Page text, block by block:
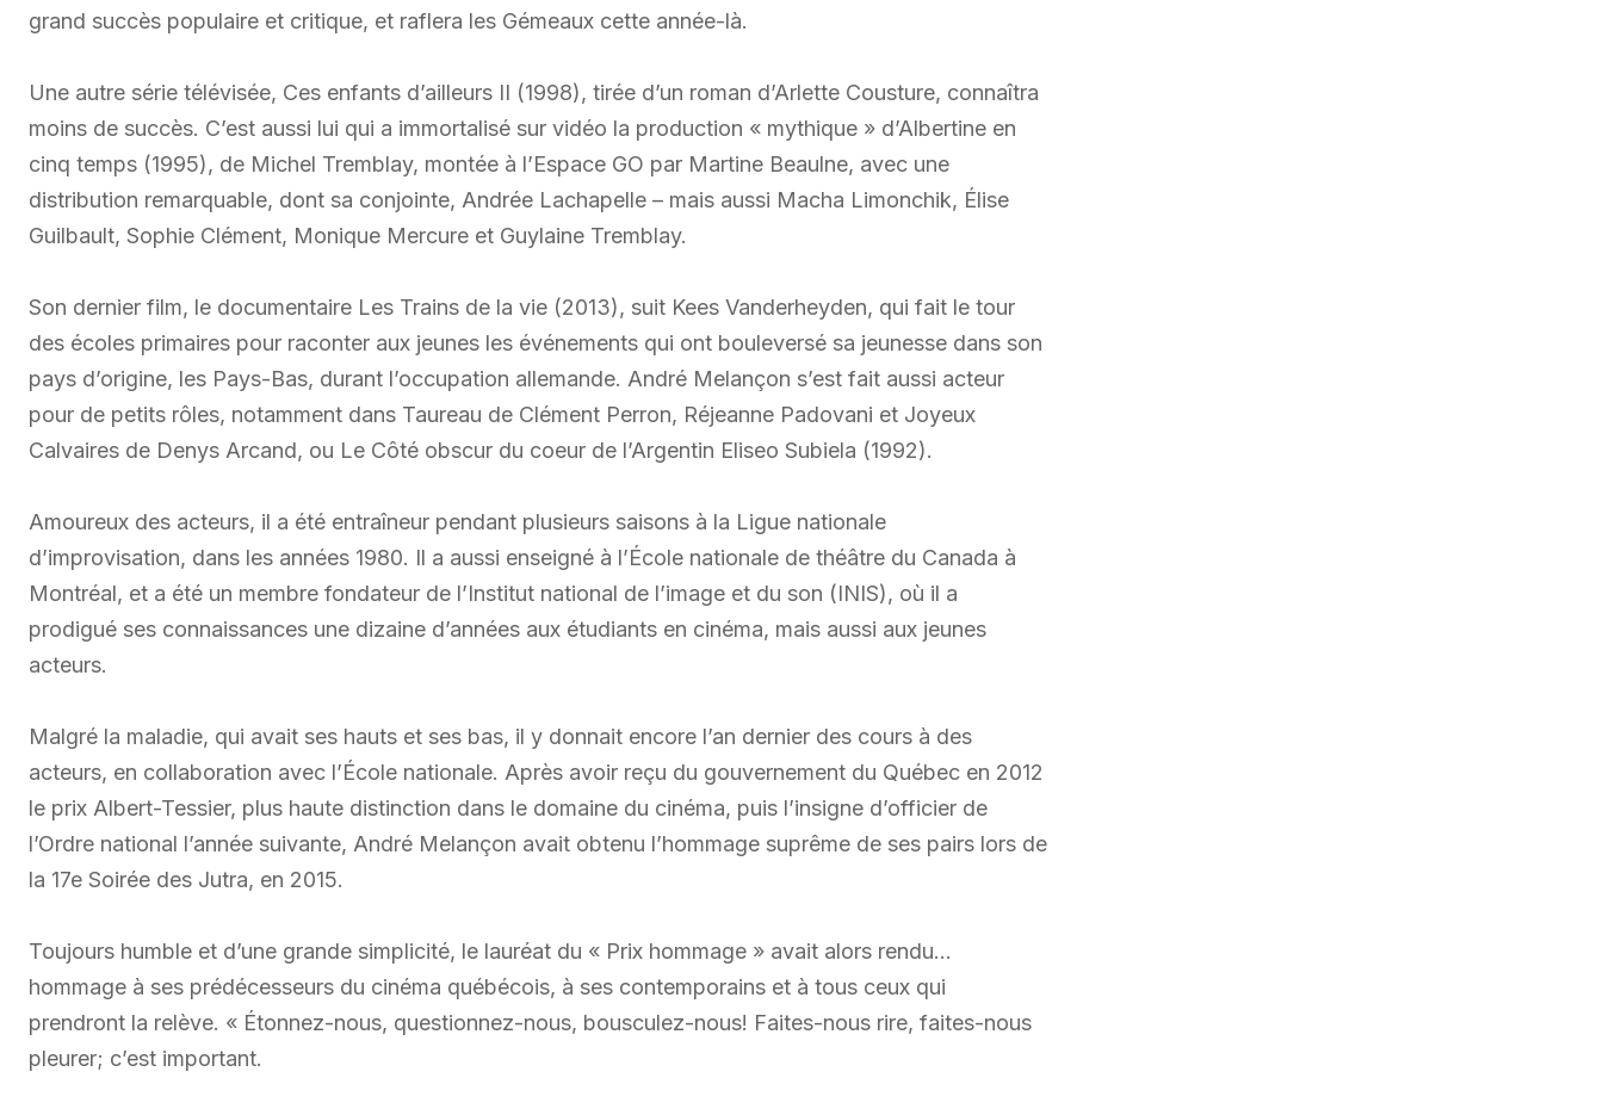
grand succès populaire et critique, et raflera les Gémeaux cette année-là.
Une autre série télévisée, Ces enfants d’ailleurs II (1998), tirée d’un roman d’Arlette Cousture, connaîtra
moins de succès. C’est aussi lui qui a immortalisé sur vidéo la production « mythique » d’Albertine en
cinq temps (1995), de Michel Tremblay, montée à l’Espace GO par Martine Beaulne, avec une
distribution remarquable, dont sa conjointe, Andrée Lachapelle – mais aussi Macha Limonchik, Élise
Guilbault, Sophie Clément, Monique Mercure et Guylaine Tremblay.
Son dernier film, le documentaire Les Trains de la vie (2013), suit Kees Vanderheyden, qui fait le tour
des écoles primaires pour raconter aux jeunes les événements qui ont bouleversé sa jeunesse dans son
pays d’origine, les Pays-Bas, durant l’occupation allemande. André Melançon s’est fait aussi acteur
pour de petits rôles, notamment dans Taureau de Clément Perron, Réjeanne Padovani et Joyeux
Calvaires de Denys Arcand, ou Le Côté obscur du coeur de l’Argentin Eliseo Subiela (1992).
Amoureux des acteurs, il a été entraîneur pendant plusieurs saisons à la Ligue nationale
d’improvisation, dans les années 1980. Il a aussi enseigné à l’École nationale de théâtre du Canada à
Montréal, et a été un membre fondateur de l’Institut national de l’image et du son (INIS), où il a
prodigué ses connaissances une dizaine d’années aux étudiants en cinéma, mais aussi aux jeunes
acteurs.
Malgré la maladie, qui avait ses hauts et ses bas, il y donnait encore l’an dernier des cours à des
acteurs, en collaboration avec l’École nationale. Après avoir reçu du gouvernement du Québec en 2012
le prix Albert-Tessier, plus haute distinction dans le domaine du cinéma, puis l’insigne d’officier de
l’Ordre national l’année suivante, André Melançon avait obtenu l’hommage suprême de ses pairs lors de
la 17e Soirée des Jutra, en 2015.
Toujours humble et d’une grande simplicité, le lauréat du « Prix hommage » avait alors rendu…
hommage à ses prédécesseurs du cinéma québécois, à ses contemporains et à tous ceux qui
prendront la relève. « Étonnez-nous, questionnez-nous, bousculez-nous! Faites-nous rire, faites-nous
pleurer; c’est important.